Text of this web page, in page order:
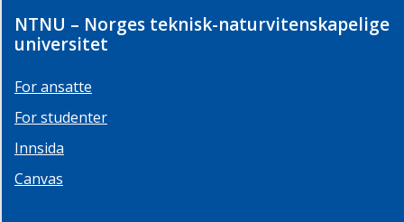
NTNU – Norges teknisk-naturvitenskapelige
universitet
For ansatte
For studenter
Innsida
Canvas